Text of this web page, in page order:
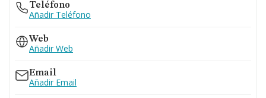
Teléfono
Añadir Teléfono
Web
Añadir Web
Email
Añadir Email